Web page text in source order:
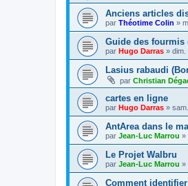
Anciens articles
par Théotime Colin »
Guide des fourmis
par Hugo Darras » dim.
Lasius rabaudi
par Christian
cartes en ligne
par Hugo Darras »
AntArea dans le
par Jean-Luc Marrou »
Le Projet Walbru
par Jean-Luc Marrou »
Comment